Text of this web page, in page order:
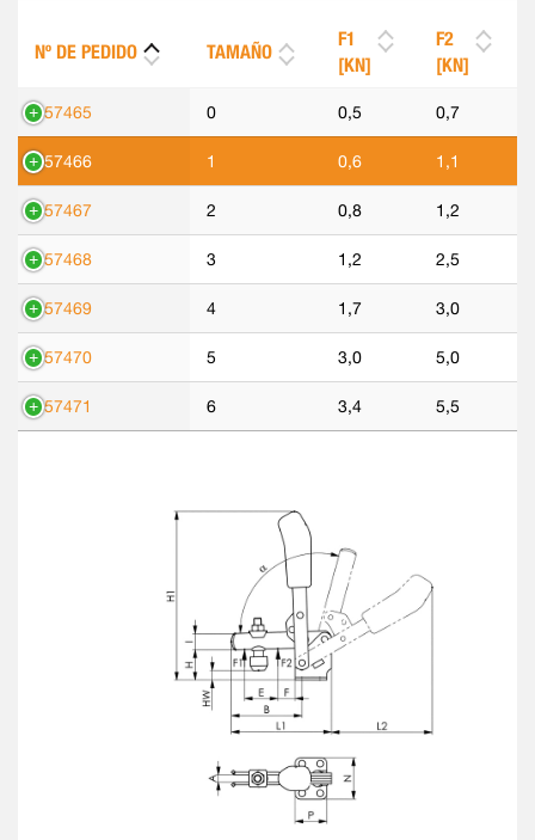
Nº DE PEDIDO TAMAÑO
F1
[KN]
F2
[KN]
557465 0 0,5 0,7
557466 1 0,6 1,1
557467 2 0,8 1,2
557468 3 1,2 2,5
557469 4 1,7 3,0
557470 5 3,0 5,0
557471 6 3,4 5,5